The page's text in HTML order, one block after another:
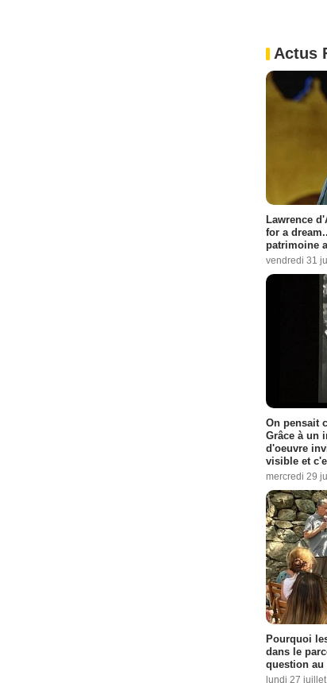
Actus
Lawrence
for a
patrimoine
vendredi 31
On pensait
Grâce à un
d'oeuvre
visible et
mercredi 29
Pourquoi
dans le
question au
lundi 27